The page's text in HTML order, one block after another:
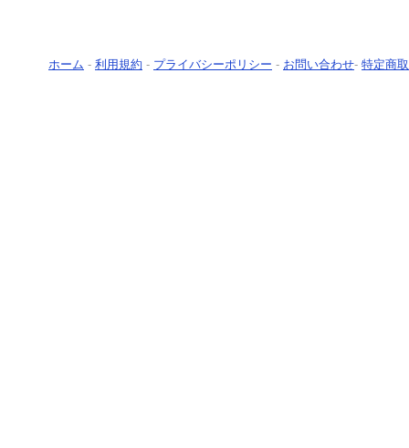
ホーム - 利用規約 - プライバシーポリシー - お問い合わせ- 特定商